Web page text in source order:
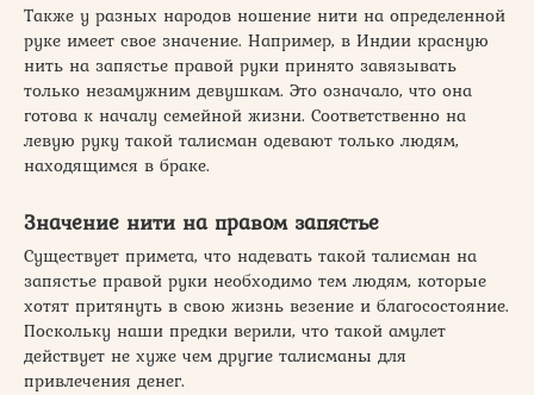
Также у разных народов ношение нити на определенной
руке имеет свое значение. Например, в Индии красную
нить на запястье правой руки принято завязывать
только незамужним девушкам. Это означало, что она
готова к началу семейной жизни. Соответственно на
левую руку такой талисман одевают только людям,
находящимся в браке.
Значение нити на правом запястье
Существует примета, что надевать такой талисман на
запястье правой руки необходимо тем людям, которые
хотят притянуть в свою жизнь везение и благосостояние.
Поскольку наши предки верили, что такой амулет
действует не хуже чем другие талисманы для
привлечения денег.